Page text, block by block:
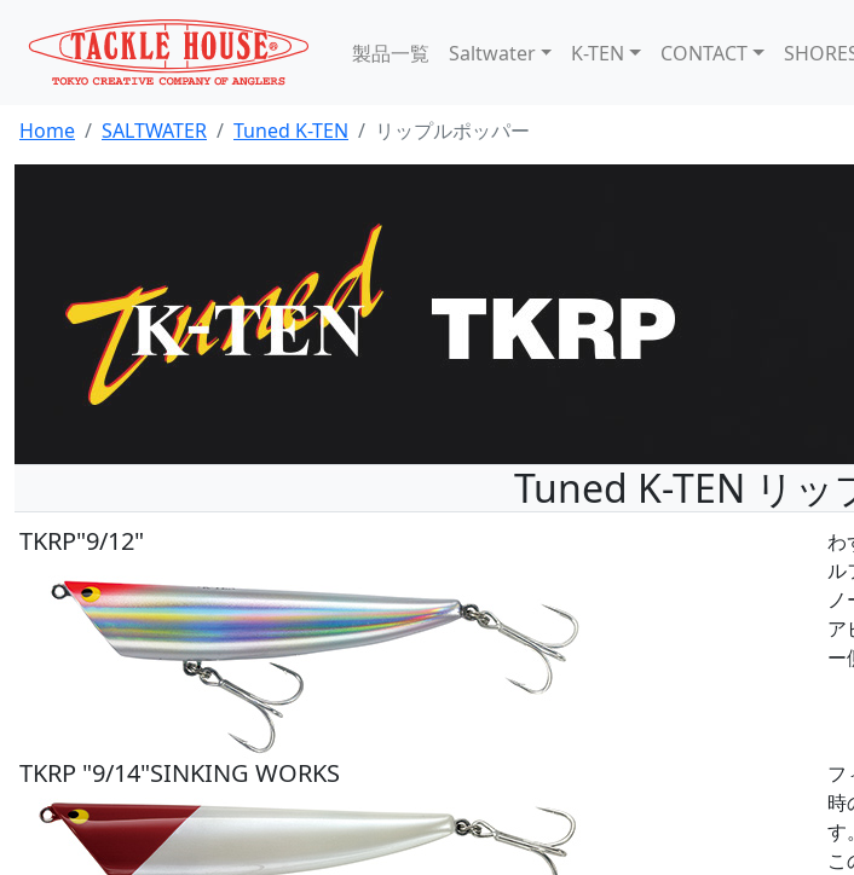
製品一覧 Saltwater K-TEN CONTACT
Home SALTWATER Tuned K-TEN リップルポッパー
Tuned K-TEN リ
TKRP"9/12"
わ
ル
ア
ー
TKRP "9/14"SINKING WORKS
フ
時
す
こ